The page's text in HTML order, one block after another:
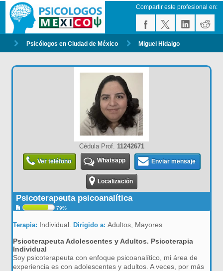
Compartir este profesional en:
Psicólogos en Ciudad de México Miguel Hidalgo
Cédula Prof. 11242671
Ver teléfono Whatsapp Enviar mensaje
Localización
Psicoterapeuta psicoanalítica
79%
Terapia: Individual.Dirigido a:Adultos, Mayores
Psicoterapeuta Adolescentes y Adultos. Psicoterapia
Individual
Soy psicoterapeuta con enfoque psicoanalítico, mi área de
experiencia es con adolescentes y adultos. A veces, por más